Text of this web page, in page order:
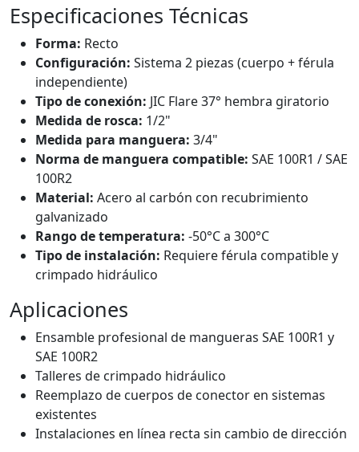
Especificaciones Técnicas
Forma: Recto
Configuración: Sistema 2 piezas (cuerpo + férula
independiente)
Tipo de conexión: JIC Flare 37° hembra giratorio
Medida de rosca: 1/2"
Medida para manguera: 3/4"
Norma de manguera compatible: SAE 100R1 / SAE
100R2
Material: Acero al carbón con recubrimiento
galvanizado
Rango de temperatura: -50°C a 300°C
Tipo de instalación: Requiere férula compatible y
crimpado hidráulico
Aplicaciones
Ensamble profesional de mangueras SAE 100R1 y
SAE 100R2
Talleres de crimpado hidráulico
Reemplazo de cuerpos de conector en sistemas
existentes
Instalaciones en línea recta sin cambio de dirección